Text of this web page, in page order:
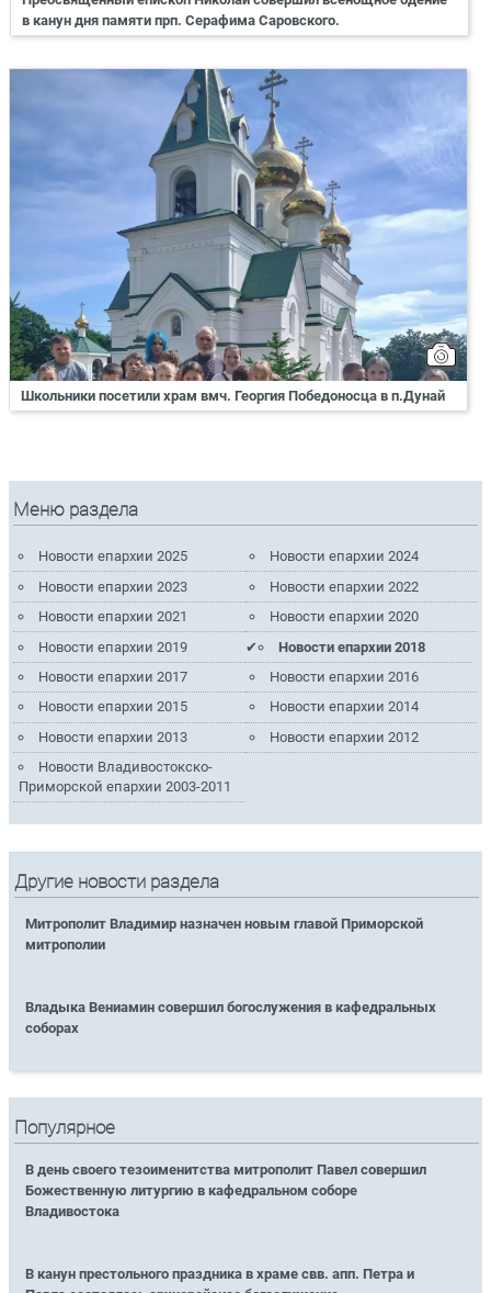
в канун дня памяти прп. Серафима Саровского.
Школьники посетили храм вмч. Георгия Победоносца в п.Дунай
Меню раздела
Новости епархии 2025
Новости епархии 2024
Новости епархии 2023
Новости епархии 2022
Новости епархии 2021
Новости епархии 2020
Новости епархии 2019
Новости епархии 2018
Новости епархии 2017
Новости епархии 2016
Новости епархии 2015
Новости епархии 2014
Новости епархии 2013
Новости епархии 2012
Новости Владивостокско-
Приморской епархии 2003-2011
Другие новости раздела
Митрополит Владимир назначен новым главой Приморской
митрополии
Владыка Вениамин совершил богослужения в кафедральных
соборах
Популярное
В день своего тезоименитства митрополит Павел совершил
Божественную литургию в кафедральном соборе
Владивостока
В канун престольного праздника в храме свв. апп. Петра и